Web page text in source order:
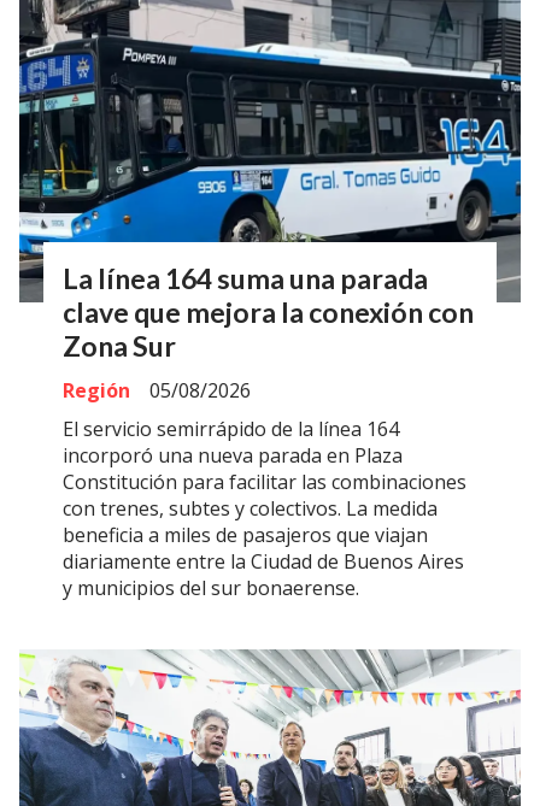
La línea 164 suma una parada
clave que mejora la conexión con
Zona Sur
Región
05/08/2026
El servicio semirrápido de la línea 164
incorporó una nueva parada en Plaza
Constitución para facilitar las combinaciones
con trenes, subtes y colectivos. La medida
beneficia a miles de pasajeros que viajan
diariamente entre la Ciudad de Buenos Aires
y municipios del sur bonaerense.